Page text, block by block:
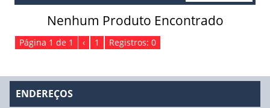
Absorvente Geriátrico Masculino
Absorvente Geriátrico Maxi Geriatric Biofral
Absorvente Tena Lady Extra Biofral
Nenhum Produto Encontrado
Página 1 de 1 ‹ 1 Registros: 0
ENDEREÇOS